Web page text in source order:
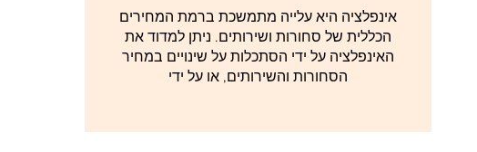
אינפלציה היא עלייה מתמשכת ברמת המחירים
הכללית של סחורות ושירותים. ניתן למדוד את
האינפלציה על ידי הסתכלות על שינויים במחיר
הסחורות והשירותים, או על ידי